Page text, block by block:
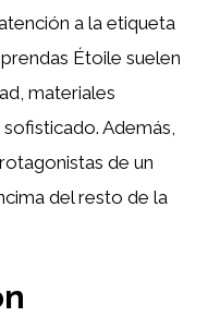
a la etiqueta
Étoile suelen
materiales
Además,
de un
del resto de la